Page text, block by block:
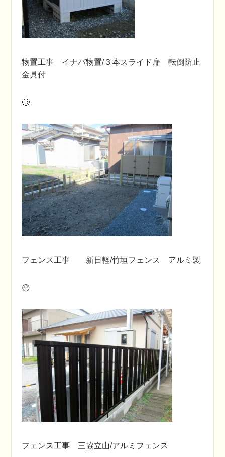
物置工事 イナバ物置/３本スライド扉 転倒防止
金具付
🙄
フェンス工事 新日軽/竹垣フェンス アルミ製
😯
フェンス工事 三協立山/アルミフェンス